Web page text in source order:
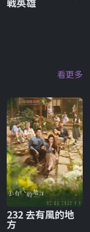
看更多
232 去有風的地
方